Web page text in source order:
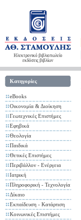
Ηλεκτρονικό βιβλιοπωλείο
εκδόσεις βιβλίων
Κατηγορίες
eBooks
Οικονομία & Διοίκηση
Γεωτεχνικές Επιστήμες
Εφηβικά
Θεολογία
Παιδικά
Θετικές Επιστήμες
Περιβάλλον - Ενέργεια
Ιατρική
Πληροφορική - Τεχνολογία
Δίκαιο
Εκπαίδευση - Κατάρτιση
Κοινωνικές Επιστήμες